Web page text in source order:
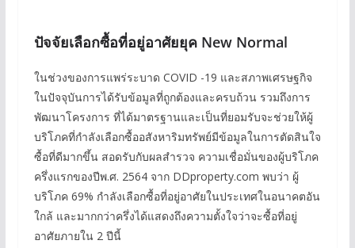
ปัจจัยเลือกซื้อที่อยู่อาศัยยุค New Normal
ในช่วงของการแพร่ระบาด COVID -19 และสภาพเศรษฐกิจ
ในปัจจุบันการได้รับข้อมูลที่ถูกต้องและครบถ้วน รวมถึงการ
พัฒนาโครงการ ที่ได้มาตรฐานและเป็นที่ยอมรับจะช่วยให้ผู้
บริโภคที่กำลังเลือกซื้ออสังหาริมทรัพย์มีข้อมูลในการตัดสินใจ
ซื้อที่ดีมากขึ้น สอดรับกับผลสำรวจ ความเชื่อมั่นของผู้บริโภค
ครึ่งแรกของปีพ.ศ. 2564 จาก DDproperty.com พบว่า ผู้
บริโภค 69% กำลังเลือกซื้อที่อยู่อาศัยในประเทศในอนาคตอัน
ใกล้ และมากกว่าครึ่งได้แสดงถึงความตั้งใจว่าจะซื้อที่อยู่
อาศัยภายใน 2 ปีนี้